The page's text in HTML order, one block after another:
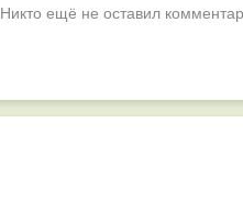
Никто ещё не оставил